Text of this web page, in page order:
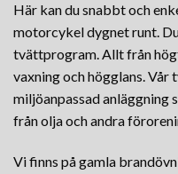
Här kan du snabbt och
motorcykel dygnet runt.
tvättprogram. Allt från
vaxning och högglans. Vår
miljöanpassad anläggning
från olja och andra
Vi finns på gamla